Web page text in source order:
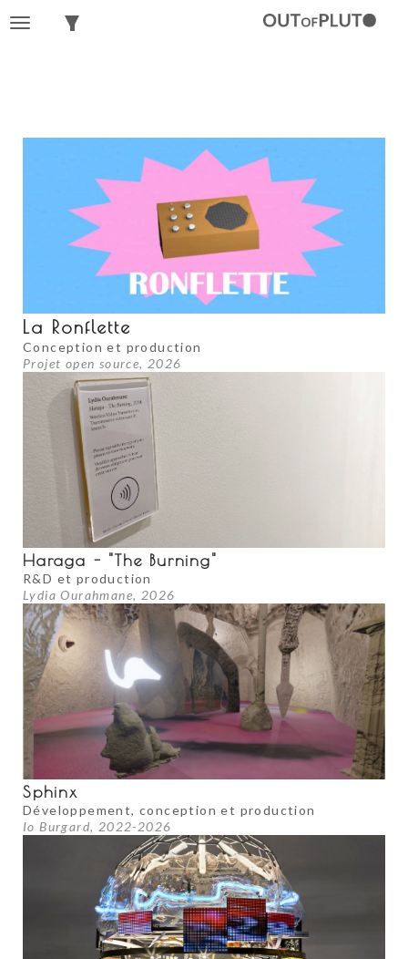
Toggle
Toggle
La Ronflette
Conception et production
Projet open source, 2026
Haraga - "The Burning"
R&D et production
Lydia Ourahmane, 2026
Sphinx
Développement, conception et production
Io Burgard, 2022-2026